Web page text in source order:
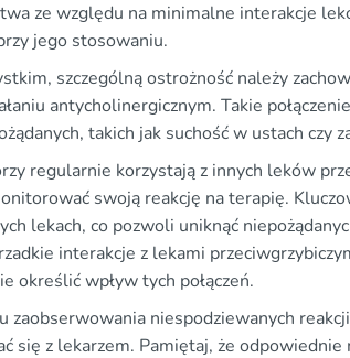
ze względu na minimalne interakcje
jego stosowaniu.
szczególną ostrożność należy
antycholinergicznym. Takie
takich jak suchość w ustach czy
regularnie korzystają z innych leków
swoją reakcję na terapię.
lekach, co pozwoli uniknąć
interakcje z lekami
określić wpływ tych połączeń.
zaobserwowania niespodziewanych
się z lekarzem. Pamiętaj, że